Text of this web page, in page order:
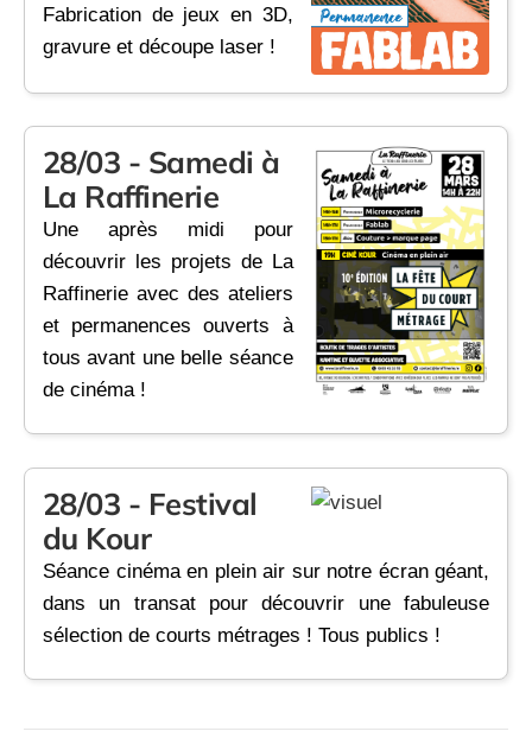
Fabrication de jeux en 3D,
gravure et découpe laser !
28/03 - Samedi à
La Raffinerie
Une après midi pour
découvrir les projets de La
Raffinerie avec des ateliers
et permanences ouverts à
tous avant une belle séance
de cinéma !
28/03 - Festival
du Kour
Séance cinéma en plein air sur notre écran géant,
dans un transat pour découvrir une fabuleuse
sélection de courts métrages ! Tous publics !